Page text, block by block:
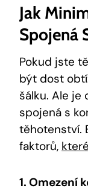
Jak
Spojená
Pokud⁢ jste
být dost
šálku. Ale je
spojená ⁤s
⁢těhotenství.
faktorů,
1. Omezení